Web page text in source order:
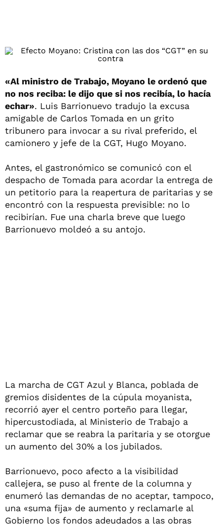
«Al ministro de Trabajo, Moyano le ordenó que
no nos reciba: le dijo que si nos recibía, lo hacía
echar». Luis Barrionuevo tradujo la excusa
amigable de Carlos Tomada en un grito
tribunero para invocar a su rival preferido, el
camionero y jefe de la CGT, Hugo Moyano.
Antes, el gastronómico se comunicó con el
despacho de Tomada para acordar la entrega de
un petitorio para la reapertura de paritarias y se
encontró con la respuesta previsible: no lo
recibirían. Fue una charla breve que luego
Barrionuevo moldeó a su antojo.
La marcha de CGT Azul y Blanca, poblada de
gremios disidentes de la cúpula moyanista,
recorrió ayer el centro porteño para llegar,
hipercustodiada, al Ministerio de Trabajo a
reclamar que se reabra la paritaria y se otorgue
un aumento del 30% a los jubilados.
Barrionuevo, poco afecto a la visibilidad
callejera, se puso al frente de la columna y
enumeró las demandas de no aceptar, tampoco,
una «suma fija» de aumento y reclamarle al
Gobierno los fondos adeudados a las obras